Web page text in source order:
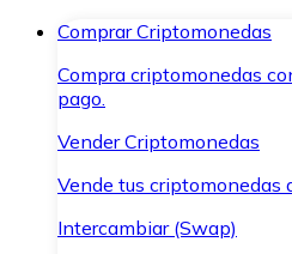
Comprar Criptomonedas
Compra criptomonedas
pago.
Vender Criptomonedas
Vende tus criptomonedas
Intercambiar (Swap)